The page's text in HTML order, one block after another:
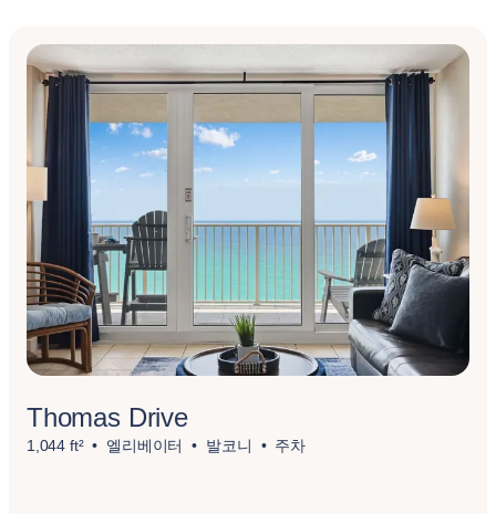
Thomas Drive
1,044 ft² 엘리베이터 발코니 주차